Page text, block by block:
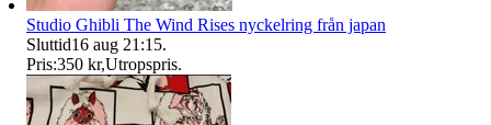
Studio Ghibli The Wind Rises nyckelring från japan
Sluttid16 aug 21:15.
Pris:350 kr,Utropspris.